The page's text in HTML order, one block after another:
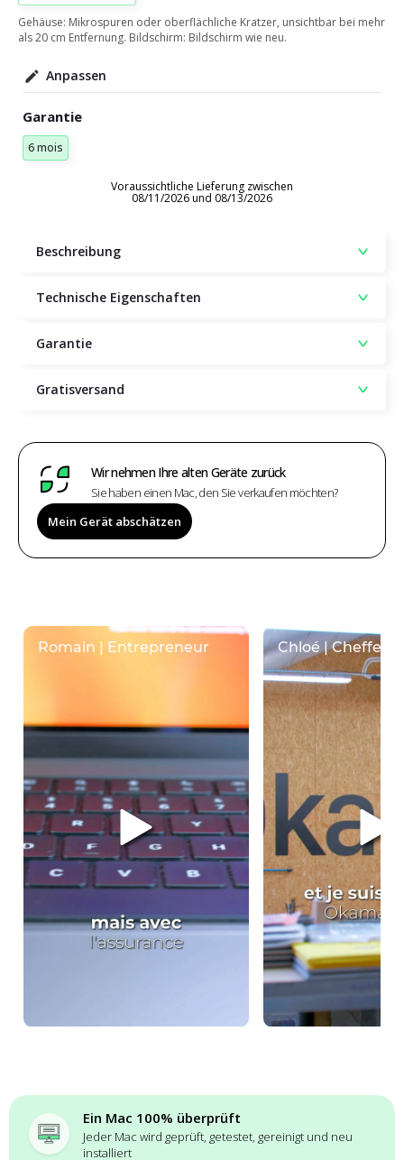
Gehäuse: Mikrospuren oder oberflächliche Kratzer, unsichtbar bei mehr
als 20 cm Entfernung. Bildschirm: Bildschirm wie neu.
Anpassen
Garantie
6 mois
Voraussichtliche Lieferung zwischen
08/11/2026 und 08/13/2026
Beschreibung
Technische Eigenschaften
Garantie
Gratisversand
Wir nehmen Ihre alten Geräte zurück
Sie haben einen Mac, den Sie verkaufen möchten?
Mein Gerät abschätzen
Ein Mac 100% überprüft
Jeder Mac wird geprüft, getestet, gereinigt und neu
installiert